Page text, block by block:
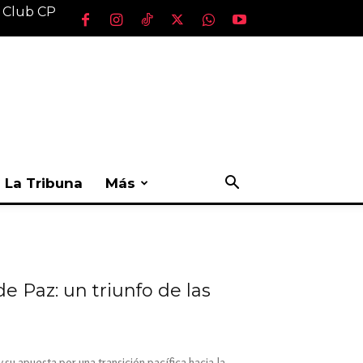
CP
La Tribuna Más
Paz: un triunfo de las